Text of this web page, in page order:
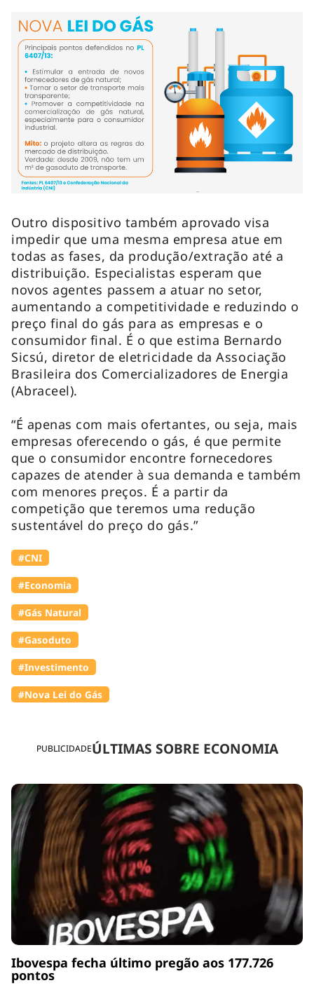
PUBLICIDADEÚLTIMAS SOBRE ECONOMIA
Ibovespa fecha último pregão aos 177.726
pontos
Outro dispositivo também aprovado visa
impedir que uma mesma empresa atue em
todas as fases, da produção/extração até a
distribuição. Especialistas esperam que
novos agentes passem a atuar no setor,
aumentando a competitividade e reduzindo o
preço final do gás para as empresas e o
consumidor final. É o que estima Bernardo
Sicsú, diretor de eletricidade da Associação
Brasileira dos Comercializadores de Energia
(Abraceel).
“É apenas com mais ofertantes, ou seja, mais
empresas oferecendo o gás, é que permite
que o consumidor encontre fornecedores
capazes de atender à sua demanda e também
com menores preços. É a partir da
competição que teremos uma redução
sustentável do preço do gás.”
#CNI
#Economia
#Gás Natural
#Gasoduto
#Investimento
#Nova Lei do Gás